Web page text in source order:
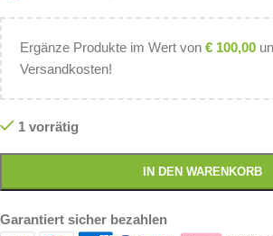
Ergänze Produkte im Wert von € 100,00
Versandkosten!
1 vorrätig
IN DEN WARENKORB
Garantiert sicher bezahlen